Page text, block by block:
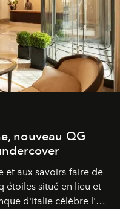
nouveau QG
et aux savoirs-faire de
étoiles situé en lieu et
d'Italie célèbre l'art